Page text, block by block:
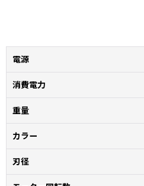
電源
消費電力
重量
カラー
刃径